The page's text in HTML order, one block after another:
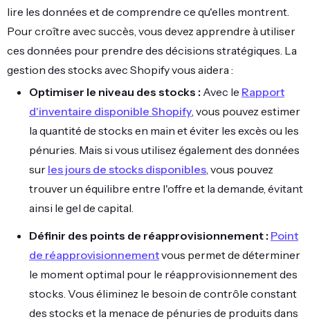
lire les données et de comprendre ce qu'elles montrent.
Pour croître avec succès, vous devez apprendre à utiliser
ces données pour prendre des décisions stratégiques. La
gestion des stocks avec Shopify vous aidera :
Optimiser le niveau des stocks : Avec le Rapport
d'inventaire disponible Shopify, vous pouvez estimer
la quantité de stocks en main et éviter les excès ou les
pénuries. Mais si vous utilisez également des données
sur les jours de stocks disponibles, vous pouvez
trouver un équilibre entre l'offre et la demande, évitant
ainsi le gel de capital.
Définir des points de réapprovisionnement : Point
de réapprovisionnementvous permet de déterminer
le moment optimal pour le réapprovisionnement des
stocks. Vous éliminez le besoin de contrôle constant
des stocks et la menace de pénuries de produits dans